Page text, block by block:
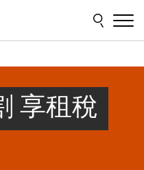
享租稅